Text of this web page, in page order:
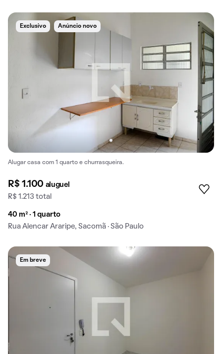
Exclusivo Anúncio novo
Alugar casa com 1 quarto e churrasqueira.
R$ 1.100 aluguel
R$ 1.213 total
40 m² · 1 quarto
Rua Alencar Araripe, Sacomã · São Paulo
Em breve